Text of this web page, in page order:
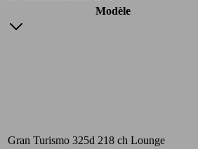
Modèle
Gran Turismo 325d 218 ch Lounge